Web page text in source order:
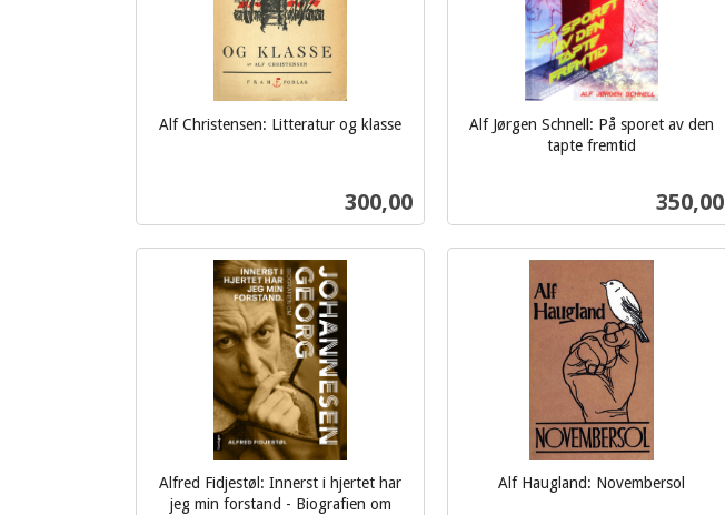
Alf Christensen: Litteratur og klasse
Pris
300,00
Kjøp
Alf Jørgen Schnell: På sporet av den
tapte fremtid
Pris
350,00
Alfred Fidjestøl: Innerst i hjertet har
jeg min forstand - Biografien om
Alf Haugland: Novembersol